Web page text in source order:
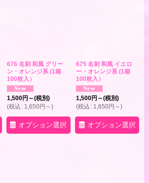
676 名刺 和風 グリー
ン・オレンジ系 (1箱
100枚入）
1,500円 ～(税別)
(税込 : 1,650円 ～)
オプション選択
675 名刺 和風 イエロ
ー・オレンジ系 (1箱
100枚入）
1,500円 ～(税別)
(税込 : 1,650円 ～)
オプション選択